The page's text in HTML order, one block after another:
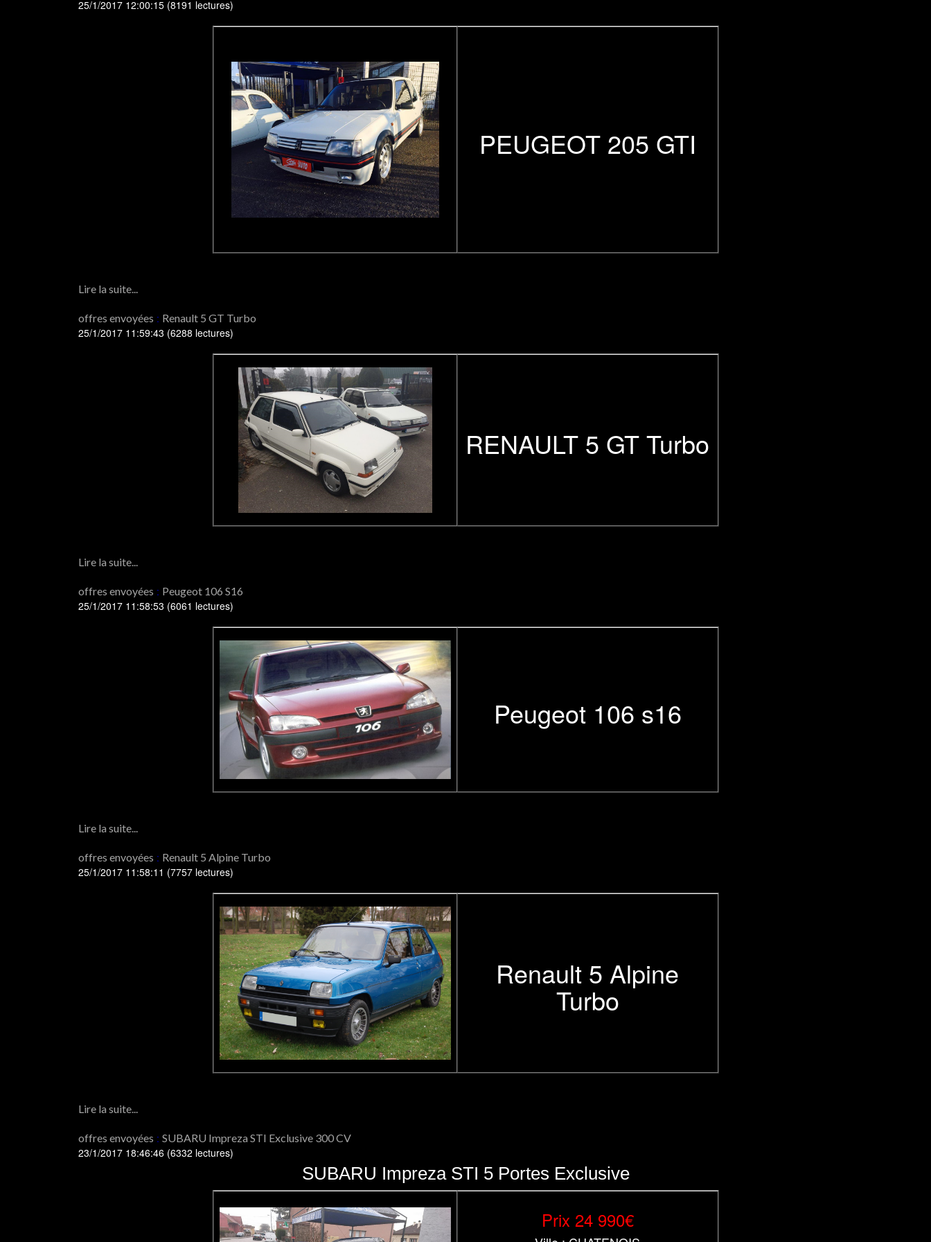
25/1/2017 12:00:15 (8191 lectures)
PEUGEOT 205 GTI
Lire la suite...
offres envoyées : Renault 5 GT Turbo
25/1/2017 11:59:43 (6288 lectures)
RENAULT 5 GT Turbo
Lire la suite...
offres envoyées : Peugeot 106 S16
25/1/2017 11:58:53 (6061 lectures)
Peugeot 106 s16
Lire la suite...
offres envoyées : Renault 5 Alpine Turbo
25/1/2017 11:58:11 (7757 lectures)
Renault 5 Alpine
Turbo
Lire la suite...
offres envoyées :SUBARU Impreza STI Exclusive 300 CV
23/1/2017 18:46:46 (6332 lectures)
SUBARU Impreza STI 5 Portes Exclusive
Prix 24 990€